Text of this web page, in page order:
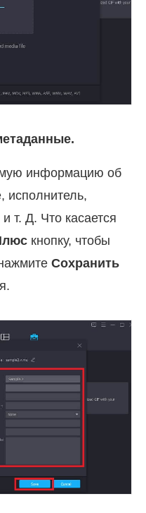
информацию об
исполнитель,
т. Д. Что касается
кнопку, чтобы
Сохранить